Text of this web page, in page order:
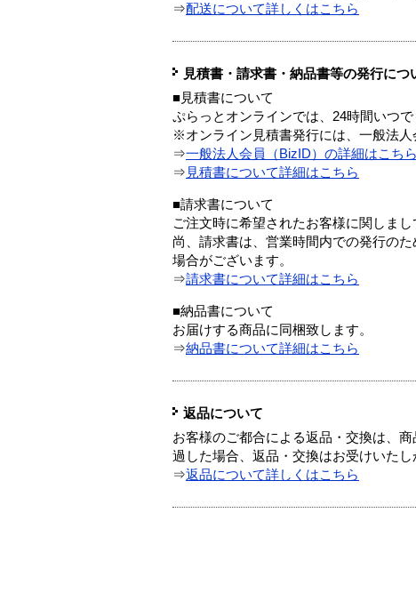
⇒配送について詳しくはこちら
見積書・請求書・納品書等の発行につ
■見積書について
ぷらっとオンラインでは、24時間いつ
※オンライン見積書発行には、一般法人
⇒一般法人会員（BizID）の詳細はこちら
⇒ 見積書について詳細はこちら
■請求書について
ご注文時に希望されたお客様に関しま
尚、請求書は、営業時間内での発行の
場合がございます。
⇒請求書について詳細はこちら
■納品書について
お届けする商品に同梱致します。
⇒納品書について詳細はこちら
返品について
お客様のご都合による返品・交換は、
過した場合、返品・交換はお受けいたし
⇒返品について詳しくはこちら